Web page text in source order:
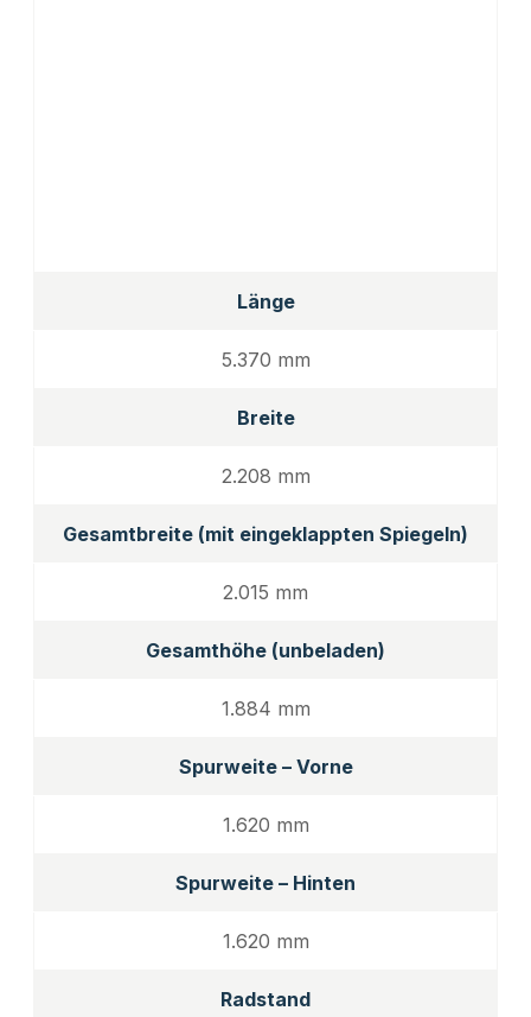
Länge
5.370 mm
Breite
2.208 mm
Gesamtbreite (mit eingeklappten Spiegeln)
2.015 mm
Gesamthöhe (unbeladen)
1.884 mm
Spurweite – Vorne
1.620 mm
Spurweite – Hinten
1.620 mm
Radstand